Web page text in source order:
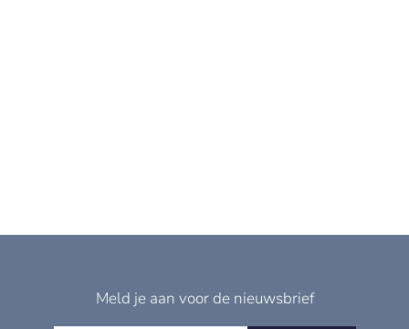
Meld je aan voor de nieuwsbrief